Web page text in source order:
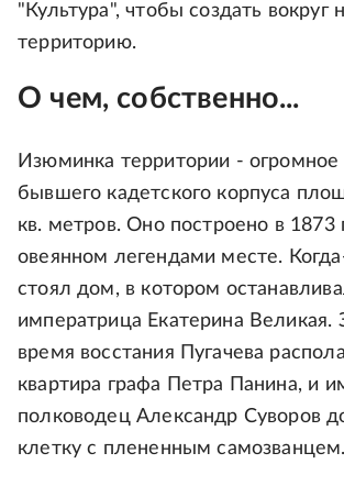
"Культура", чтобы создать вокруг
территорию.
О чем, собственно...
Изюминка территории - огромное
бывшего кадетского корпуса
кв. метров. Оно построено в 1873
овеянном легендами месте.
стоял дом, в котором
императрица Екатерина Великая.
время восстания Пугачева
квартира графа Петра Панина, и
полководец Александр Суворов
клетку с плененным самозванцем.